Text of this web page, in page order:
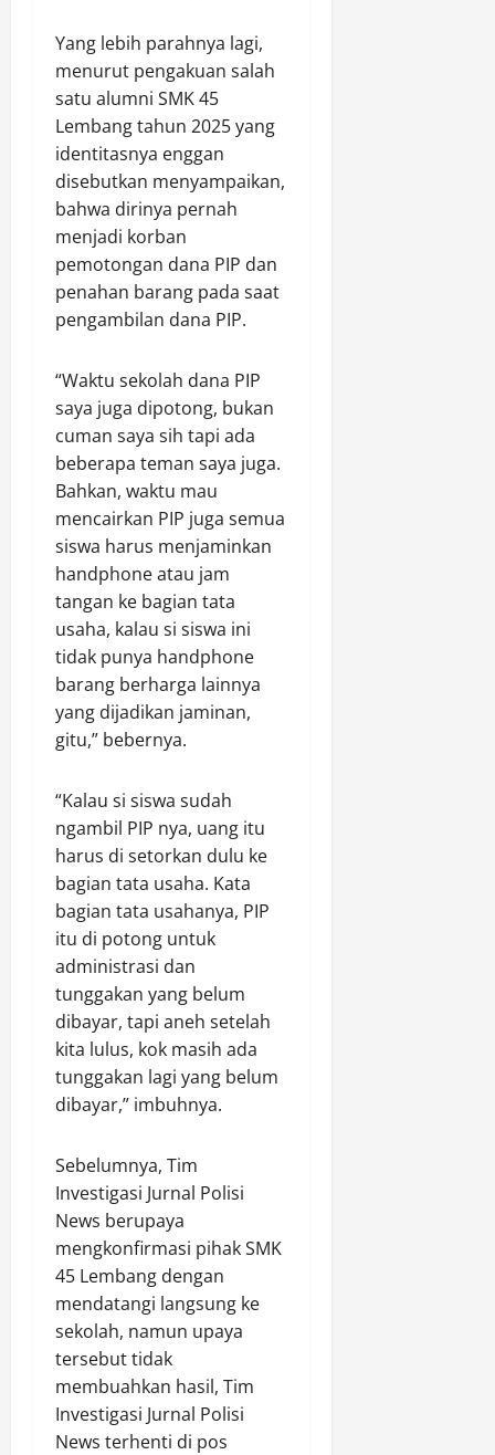
Yang lebih parahnya lagi,
menurut pengakuan salah
satu alumni SMK 45
Lembang tahun 2025 yang
identitasnya enggan
disebutkan menyampaikan,
bahwa dirinya pernah
menjadi korban
pemotongan dana PIP dan
penahan barang pada saat
pengambilan dana PIP.
“Waktu sekolah dana PIP
saya juga dipotong, bukan
cuman saya sih tapi ada
beberapa teman saya juga.
Bahkan, waktu mau
mencairkan PIP juga semua
siswa harus menjaminkan
handphone atau jam
tangan ke bagian tata
usaha, kalau si siswa ini
tidak punya handphone
barang berharga lainnya
yang dijadikan jaminan,
gitu,” bebernya.
“Kalau si siswa sudah
ngambil PIP nya, uang itu
harus di setorkan dulu ke
bagian tata usaha. Kata
bagian tata usahanya, PIP
itu di potong untuk
administrasi dan
tunggakan yang belum
dibayar, tapi aneh setelah
kita lulus, kok masih ada
tunggakan lagi yang belum
dibayar,” imbuhnya.
Sebelumnya, Tim
Investigasi Jurnal Polisi
News berupaya
mengkonfirmasi pihak SMK
45 Lembang dengan
mendatangi langsung ke
sekolah, namun upaya
tersebut tidak
membuahkan hasil, Tim
Investigasi Jurnal Polisi
News terhenti di pos